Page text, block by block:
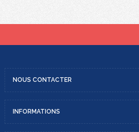
NOUS CONTACTER
INFORMATIONS